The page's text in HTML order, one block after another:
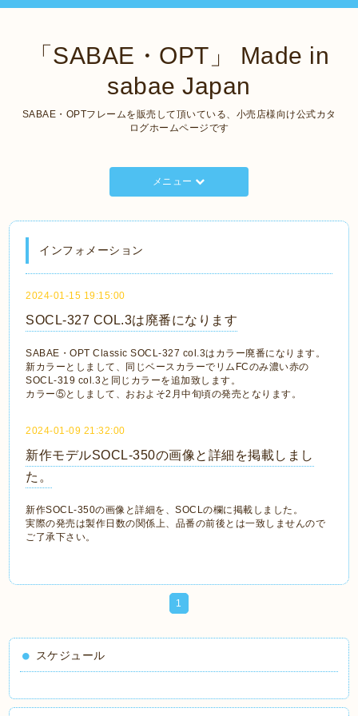
「SABAE・OPT」 Made in
sabae Japan
SABAE・OPTフレームを販売して頂いている、小売店様向け公式カタ
ログホームページです
メニュー
インフォメーション
2024-01-15 19:15:00
SOCL-327 COL.3は廃番になります
SABAE・OPT Classic SOCL-327 col.3はカラー廃番になります。
新カラーとしまして、同じベースカラーでリムFCのみ濃い赤の
SOCL-319 col.3と同じカラーを追加致します。
カラー⑤としまして、おおよそ2月中旬頃の発売となります。
2024-01-09 21:32:00
新作モデルSOCL-350の画像と詳細を掲載しまし
た。
新作SOCL-350の画像と詳細を、SOCLの欄に掲載しました。
実際の発売は製作日数の関係上、品番の前後とは一致しませんので
ご了承下さい。
1
スケジュール